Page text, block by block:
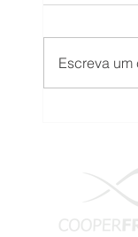
Escreva